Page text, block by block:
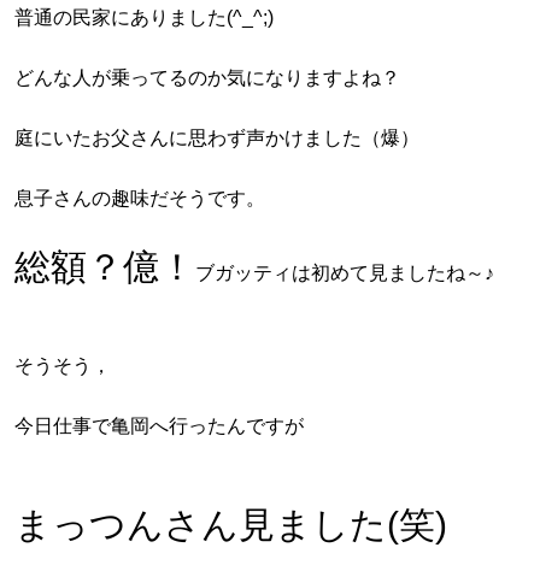
普通の民家にありました(^_^;)
どんな人が乗ってるのか気になりますよね？
庭にいたお父さんに思わず声かけました（爆）
息子さんの趣味だそうです。
総額？億！ ブガッティは初めて見ましたね～♪
そうそう，
今日仕事で亀岡へ行ったんですが
まっつんさん見ました(笑)